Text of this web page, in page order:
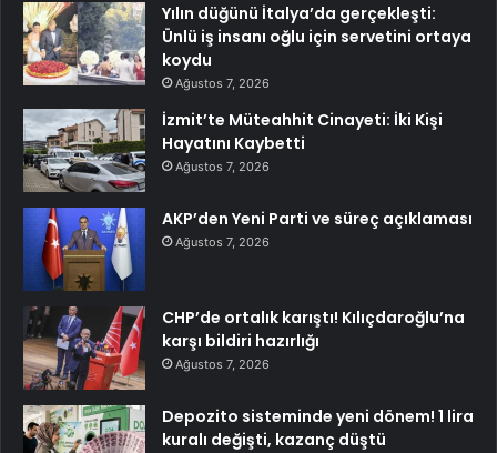
Yılın düğünü İtalya’da gerçekleşti:
Ünlü iş insanı oğlu için servetini ortaya
koydu
Ağustos 7, 2026
İzmit’te Müteahhit Cinayeti: İki Kişi
Hayatını Kaybetti
Ağustos 7, 2026
AKP’den Yeni Parti ve süreç açıklaması
Ağustos 7, 2026
CHP’de ortalık karıştı! Kılıçdaroğlu’na
karşı bildiri hazırlığı
Ağustos 7, 2026
Depozito sisteminde yeni dönem! 1 lira
kuralı değişti, kazanç düştü